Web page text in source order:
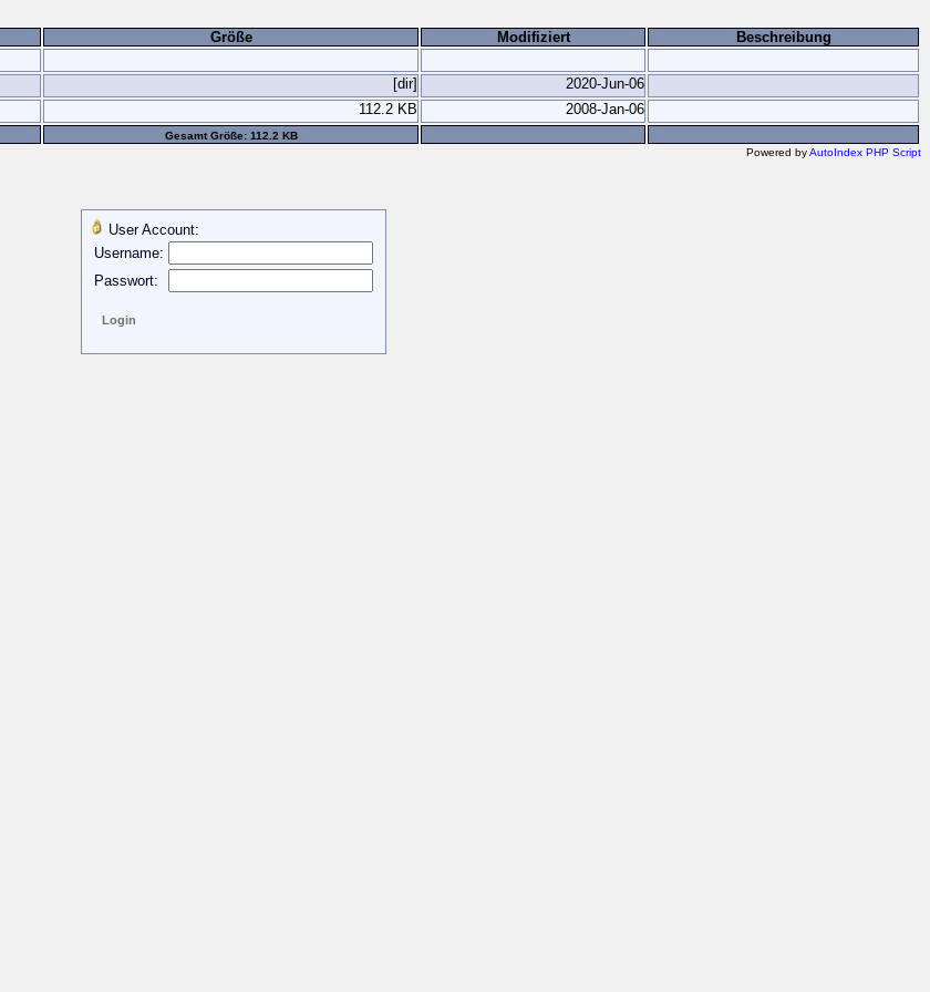
Größe Modifiziert
Beschreibung
[dir]
2020-Jun-06
112.2 KB 2008-Jan-06
Gesamt Größe: 112.2 KB
Powered byAutoIndex PHP Script
User Account:
Username:
Passwort: